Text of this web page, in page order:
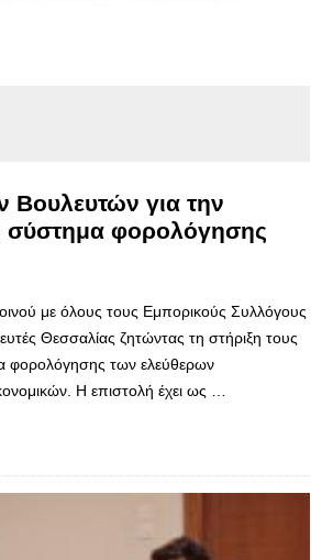
Βουλευτών για την
σύστημα φορολόγησης
με όλους τους Εμπορικούς Συλλόγους
Θεσσαλίας ζητώντας τη στήριξη τους
φορολόγησης των ελεύθερων
Η επιστολή έχει ως …